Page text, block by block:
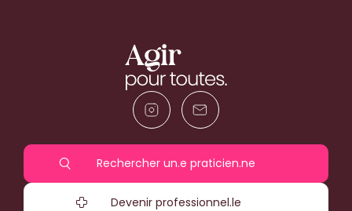
Rechercher un.e praticien.ne
Devenir professionnel.le